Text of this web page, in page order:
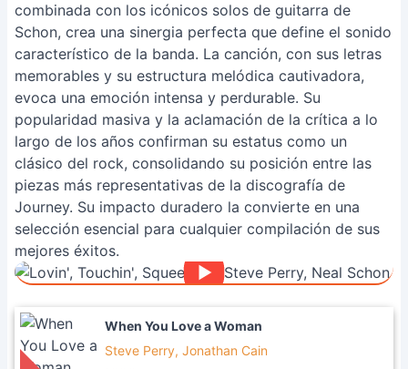
combinada con los icónicos solos de guitarra de
Schon, crea una sinergia perfecta que define el sonido
característico de la banda. La canción, con sus letras
memorables y su estructura melódica cautivadora,
evoca una emoción intensa y perdurable. Su
popularidad masiva y la aclamación de la crítica a lo
largo de los años confirman su estatus como un
clásico del rock, consolidando su posición entre las
piezas más representativas de la discografía de
Journey. Su impacto duradero la convierte en una
selección esencial para cualquier compilación de sus
mejores éxitos.
When You Love a Woman
Steve Perry, Jonathan Cain